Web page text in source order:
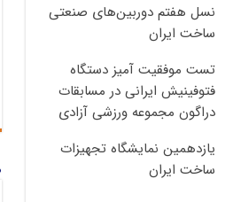
نسل هفتم دوربین‌های صنعتی
ساخت ایران
تست موفقیت آمیز دستگاه
فتوفینیش ایرانی در مسابقات
دراگون مجموعه ورزشی آزادی
یازدهمین نمایشگاه تجهیزات
ساخت ایران